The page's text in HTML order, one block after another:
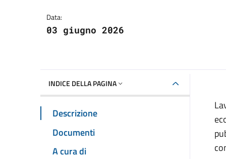
Data:
03 giugno 2026
INDICE DELLA PAGINA
Descrizione
Documenti
A cura di